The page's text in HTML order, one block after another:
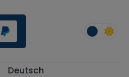
Deutsch